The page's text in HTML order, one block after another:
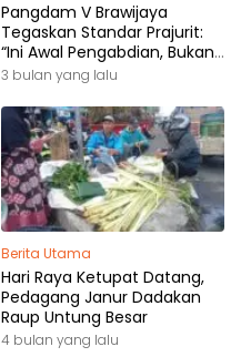
Pangdam V Brawijaya
Tegaskan Standar Prajurit:
“Ini Awal Pengabdian, Bukan
Akhir Perjalanan”
3 bulan yang lalu
Berita Utama
Hari Raya Ketupat Datang,
Pedagang Janur Dadakan
Raup Untung Besar
4 bulan yang lalu